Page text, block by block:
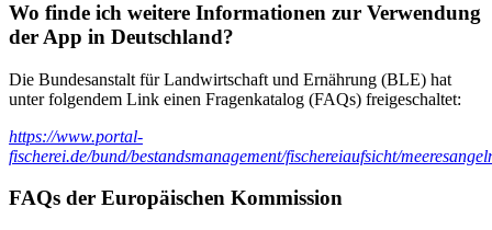
Wo finde ich weitere Informationen zur Verwendung
der App in Deutschland?
Die Bundesanstalt für Landwirtschaft und Ernährung (BLE) hat
unter folgendem Link einen Fragenkatalog (FAQs) freigeschaltet:
https://www.portal-
fischerei.de/bund/bestandsmanagement/fischereiaufsicht/
FAQs der Europäischen Kommission